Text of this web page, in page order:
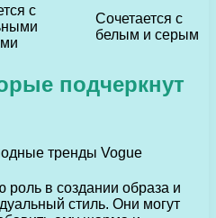
с
Сочетается с
белым и серым
подчеркнут
в создании образа и
стиль. Они могут